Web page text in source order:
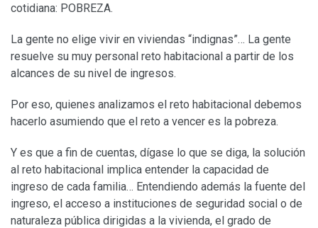
cotidiana: POBREZA.
La gente no elige vivir en viviendas “indignas”… La gente
resuelve su muy personal reto habitacional a partir de los
alcances de su nivel de ingresos.
Por eso, quienes analizamos el reto habitacional debemos
hacerlo asumiendo que el reto a vencer es la pobreza.
Y es que a fin de cuentas, dígase lo que se diga, la solución
al reto habitacional implica entender la capacidad de
ingreso de cada familia… Entendiendo además la fuente del
ingreso, el acceso a instituciones de seguridad social o de
naturaleza pública dirigidas a la vivienda, el grado de